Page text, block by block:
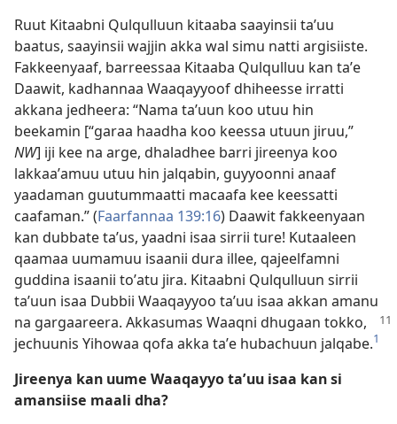
Ruut Kitaabni Qulqulluun kitaaba saayinsii taʼuu
baatus, saayinsii wajjin akka wal simu natti argisiiste.
Fakkeenyaaf, barreessaa Kitaaba Qulqulluu kan taʼe
Daawit, kadhannaa Waaqayyoof dhiheesse irratti
akkana jedheera: “Nama taʼuun koo utuu hin
beekamin [“garaa haadha koo keessa utuun jiruu,”
NW] iji kee na arge, dhaladhee barri jireenya koo
lakkaaʼamuu utuu hin jalqabin, guyyoonni anaaf
yaadaman guutummaatti macaafa kee keessatti
caafaman.” (Faarfannaa 139:16) Daawit fakkeenyaan
kan dubbate taʼus, yaadni isaa sirrii ture! Kutaaleen
qaamaa uumamuu isaanii dura illee, qajeelfamni
guddina isaanii toʼatu jira. Kitaabni Qulqulluun sirrii
taʼuun isaa Dubbii Waaqayyoo taʼuu isaa akkan amanu
na gargaareera. Akkasumas Waaqni dhugaan tokko,
jechuunis Yihowaa qofa akka taʼe hubachuun jalqabe.1
Jireenya kan uume Waaqayyo taʼuu isaa kan si
amansiise maali dha?